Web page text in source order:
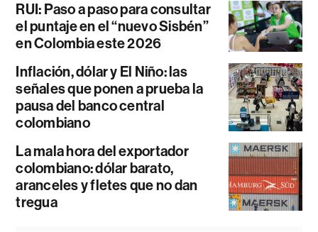
RUI: Paso a paso para consultar
el puntaje en el “nuevo Sisbén”
en Colombia este 2026
Inflación, dólar y El Niño: las
señales que ponen a prueba la
pausa del banco central
colombiano
La mala hora del exportador
colombiano: dólar barato,
aranceles y fletes que no dan
tregua